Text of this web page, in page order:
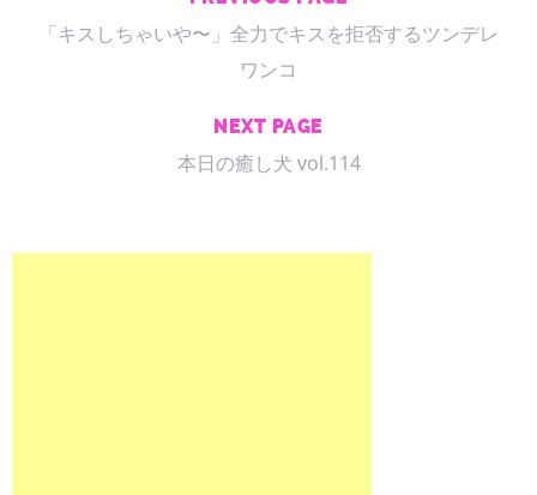
「キスしちゃいや〜」全力でキスを拒否するツンデレ
ワンコ
NEXT PAGE
本日の癒し犬 vol.114